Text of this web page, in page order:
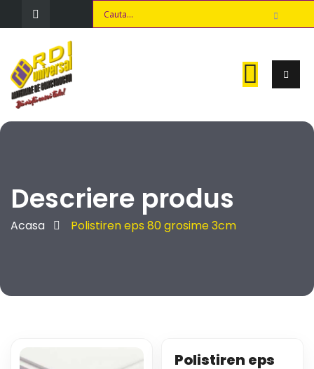
Descriere produs
Acasa Polistiren eps 80 grosime 3cm
Polistiren eps